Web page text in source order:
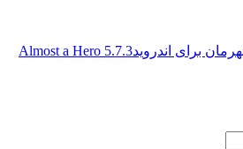
Almost a Hero 5.7.3